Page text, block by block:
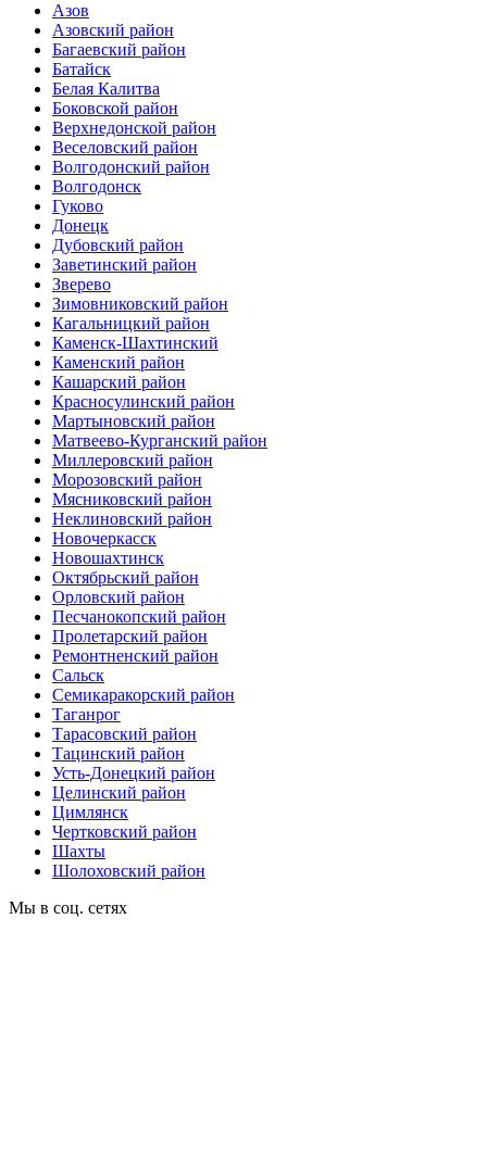
Азов
Азовский район
Багаевский район
Батайск
Белая Калитва
Боковской район
Верхнедонской район
Веселовский район
Волгодонский район
Волгодонск
Гуково
Донецк
Дубовский район
Заветинский район
Зверево
Зимовниковский район
Кагальницкий район
Каменск-Шахтинский
Каменский район
Кашарский район
Красносулинский район
Мартыновский район
Матвеево-Курганский район
Миллеровский район
Морозовский район
Мясниковский район
Неклиновский район
Новочеркасск
Новошахтинск
Октябрьский район
Орловский район
Песчанокопский район
Пролетарский район
Ремонтненский район
Сальск
Семикаракорский район
Таганрог
Тарасовский район
Тацинский район
Усть-Донецкий район
Целинский район
Цимлянск
Чертковский район
Шахты
Шолоховский район
Мы в соц. сетях